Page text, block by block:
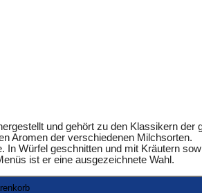
und gehört zu den Klassikern der
Aromen der verschiedenen Milchsorten.
Würfel geschnitten und mit Kräutern
ist er eine ausgezeichnete Wahl.